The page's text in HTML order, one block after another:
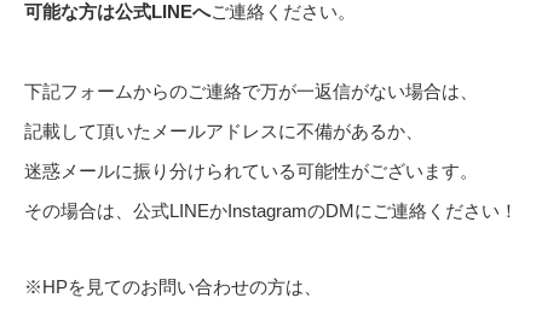
可能な方は公式LINEへご連絡ください。
下記フォームからのご連絡で万が一返信がない場合は、
記載して頂いたメールアドレスに不備があるか、
迷惑メールに振り分けられている可能性がございます。
その場合は、公式LINEかInstagramのDMにご連絡ください！
※HPを見てのお問い合わせの方は、